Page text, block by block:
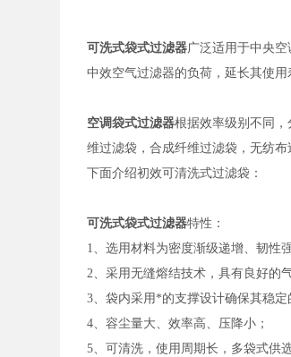
可洗式袋式过滤器广泛适用于中央
中效空气过滤器的负荷，延长其使用
空调袋式过滤器根据效率级别不同，
维过滤袋，合成纤维过滤袋，无纺布
下面介绍初效可清洗式过滤袋：
可洗式袋式过滤器特性：
1、选用材料为密度渐级递增、韧性
2、采用无缝熔结技术，具有良好的
3、袋内采用*的支撑设计确保其稳定
4、容尘量大、效率高、压降小；
5、可清洗，使用周期长，多袋式供